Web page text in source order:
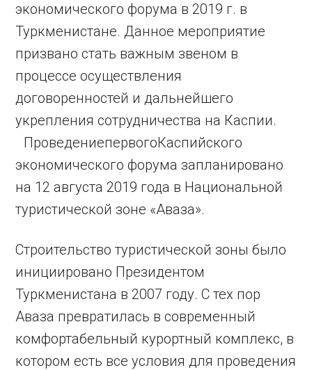
экономического форума в 2019 г. в
Туркменистане. Данное мероприятие
призвано стать важным звеном в
процессе осуществления
договоренностей и дальнейшего
укрепления сотрудничества на Каспии.
ПроведениепервогоКаспийского
экономического форума запланировано
на 12 августа 2019 года в Национальной
туристической зоне «Аваза».
Строительство туристической зоны было
инициировано Президентом
Туркменистана в 2007 году. С тех пор
Аваза превратилась в современный
комфортабельный курортный комплекс, в
котором есть все условия для проведения